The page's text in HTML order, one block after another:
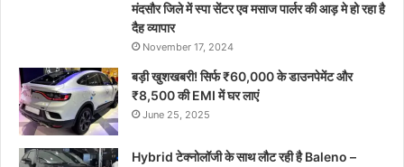
मंदसौर जिले में स्पा सेंटर एव मसाज पार्लर की आड़ मे हो रहा है
दैह व्यापार
November 17, 2024
बड़ी खुशखबरी! सिर्फ ₹60,000 के डाउनपेमेंट और
₹8,500 की EMI में घर लाएं
June 25, 2025
Hybrid टेक्नोलॉजी के साथ लौट रही है Baleno –